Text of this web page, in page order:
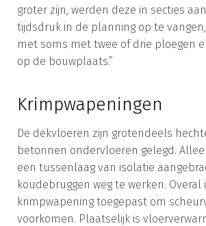
groter zijn, werden deze in secties
tijdsdruk in de planning op te
met soms met twee of drie ploegen
op de bouwplaats.”
Krimpwapeningen
De dekvloeren zijn grotendeels
betonnen ondervloeren gelegd.
een tussenlaag van isolatie
koudebruggen weg te werken. Overal
krimpwapening toegepast om
voorkomen. Plaatselijk is